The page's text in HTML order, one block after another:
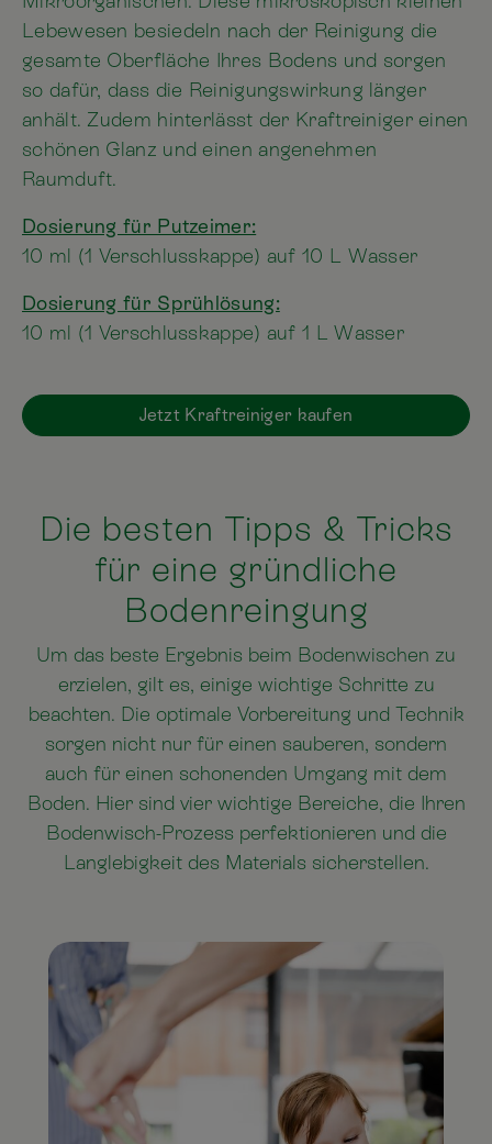
Lebewesen besiedeln nach der Reinigung die
gesamte Oberfläche Ihres Bodens und sorgen
so dafür, dass die Reinigungswirkung länger
anhält. Zudem hinterlässt der Kraftreiniger einen
schönen Glanz und einen angenehmen
Raumduft.
Dosierung für Putzeimer:
10 ml (1 Verschlusskappe) auf 10 L Wasser
Dosierung für Sprühlösung:
10 ml (1 Verschlusskappe) auf 1 L Wasser
Jetzt Kraftreiniger kaufen
Die besten Tipps & Tricks
für eine gründliche
Bodenreingung
Um das beste Ergebnis beim Bodenwischen zu
erzielen, gilt es, einige wichtige Schritte zu
beachten. Die optimale Vorbereitung und Technik
sorgen nicht nur für einen sauberen, sondern
auch für einen schonenden Umgang mit dem
Boden. Hier sind vier wichtige Bereiche, die Ihren
Bodenwisch-Prozess perfektionieren und die
Langlebigkeit des Materials sicherstellen.